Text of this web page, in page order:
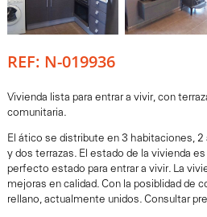
REF: N-019936
Vivienda lista para entrar a vivir, con
comunitaria.
El ático se distribute en 3 habitaciones,
y dos terrazas. El estado de la vivienda
perfecto estado para entrar a vivir. La
mejoras en calidad. Con la posiblidad de
rellano, actualmente unidos. Consultar